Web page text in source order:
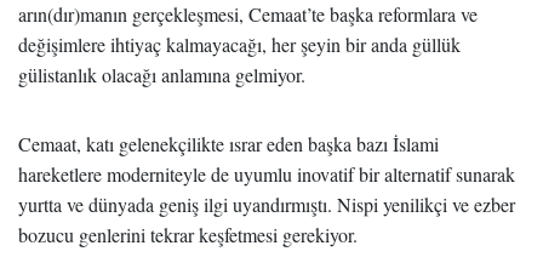
arın(dır)manın gerçekleşmesi, Cemaat’te başka reformlara ve
değişimlere ihtiyaç kalmayacağı, her şeyin bir anda güllük
gülistanlık olacağı anlamına gelmiyor.
Cemaat, katı gelenekçilikte ısrar eden başka bazı İslami
hareketlere moderniteyle de uyumlu inovatif bir alternatif sunarak
yurtta ve dünyada geniş ilgi uyandırmıştı. Nispi yenilikçi ve ezber
bozucu genlerini tekrar keşfetmesi gerekiyor.